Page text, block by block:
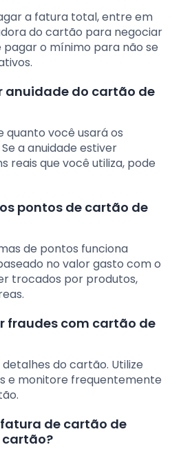
a fatura total, entre em
do cartão para negociar
o mínimo para não se
anuidade do cartão de
quanto você usará os
a anuidade estiver
reais que você utiliza, pode
pontos de cartão de
de pontos funciona
no valor gasto com o
trocados por produtos,
fraudes com cartão de
do cartão. Utilize
e monitore frequentemente
de cartão de